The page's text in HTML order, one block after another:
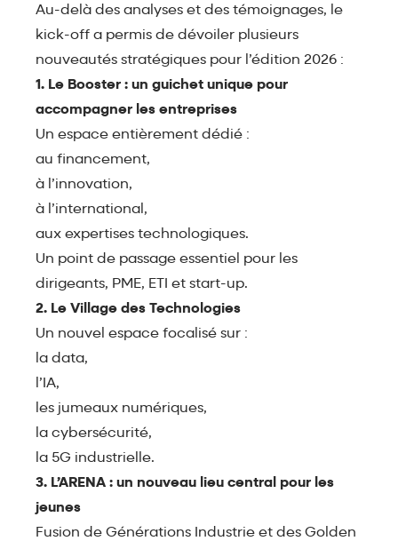
Au-delà des analyses et des témoignages, le
kick-off a permis de dévoiler plusieurs
nouveautés stratégiques pour l’édition 2026 :
1. Le Booster : un guichet unique pour
accompagner les entreprises
Un espace entièrement dédié :
au financement,
à l’innovation,
à l’international,
aux expertises technologiques.
Un point de passage essentiel pour les
dirigeants, PME, ETI et start-up.
2. Le Village des Technologies
Un nouvel espace focalisé sur :
la data,
l’IA,
les jumeaux numériques,
la cybersécurité,
la 5G industrielle.
3. L’ARENA : un nouveau lieu central pour les
jeunes
Fusion de Générations Industrie et des Golden